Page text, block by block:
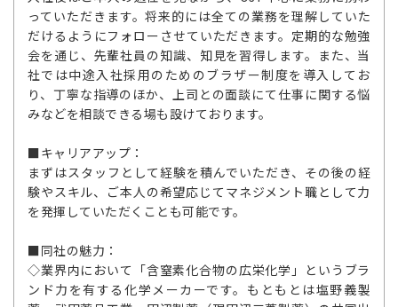
っていただきます。将来的には全ての業務を理解していた
だけるようにフォローさせていただきます。定期的な勉強
会を通じ、先輩社員の知識、知見を習得します。また、当
社では中途入社採用のためのブラザー制度を導入してお
り、丁寧な指導のほか、上司との面談にて仕事に関する悩
みなどを相談できる場も設けております。
■キャリアアップ：
まずはスタッフとして経験を積んでいただき、その後の経
験やスキル、ご本人の希望応じてマネジメント職として力
を発揮していただくことも可能です。
■同社の魅力：
◇業界内において「含窒素化合物の広栄化学」というブラ
ンド力を有する化学メーカーです。もともとは塩野義製